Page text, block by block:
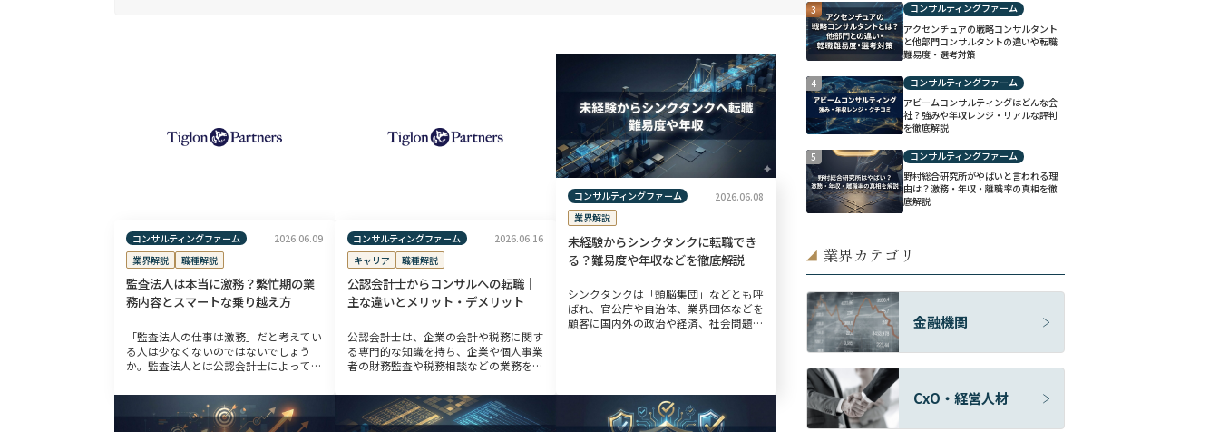
コンサルティングファーム
2026.06.09
業界解説
職種解説
監査法人は本当に激務？繁忙期の業
務内容とスマートな乗り越え方
「監査法人の仕事は激務」だと考えてい
る人は少なくないのではないでしょう
か。監査法人とは公認会計士によって組
内で難関とされている公認会計士試験に
合格後、そのほとんどが監査法人に就職
します […]
コンサルティングファーム
2026.06.16
キャリア
職種解説
公認会計士からコンサルへの転職｜
主な違いとメリット・デメリット
公認会計士は、企業の会計や税務に関す
る専門的な知識を持ち、企業や個人事業
者の財務監査や税務相談などの業務を行
士資格の合格率は7％台であると言わ
れ、司法試験と同レベルの難易度と言わ
れてい […]
コンサルティングファーム
2026.06.08
業界解説
未経験からシンクタンクに転職でき
る？難易度や年収などを徹底解説
シンクタンクは「頭脳集団」などとも呼
ばれ、官公庁や自治体、業界団体などを
顧客に国内外の政治や経済、社会問題な
3
コンサルティングファーム
アクセンチュアの戦略コンサルタント
と他部門コンサルタントの違いや転職
難易度・選考対策
4
コンサルティングファーム
アビームコンサルティングはどんな会
社？強みや年収レンジ・リアルな評判
を徹底解説
5
コンサルティングファーム
野村総合研究所がやばいと言われる理
由は？激務・年収・離職率の真相を徹
底解説
◢ 業界カテゴリ
金融機関
CxO・経営人材